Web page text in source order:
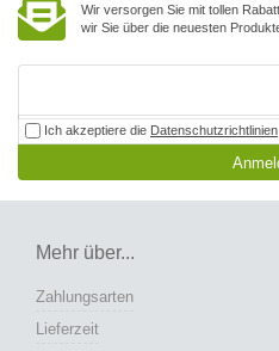
Wir versorgen Sie mit tollen
wir Sie über die neuesten
Ich akzeptiere die Datenschutzrichtlinien
Mehr über...
Zahlungsarten
Lieferzeit